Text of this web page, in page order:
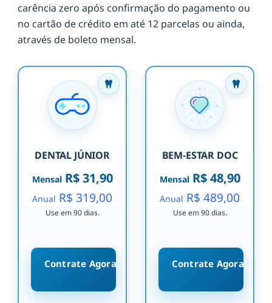
carência zero após confirmação do pagamento ou
no cartão de crédito em até 12 parcelas ou ainda,
através de boleto mensal.
DENTAL JÚNIOR
MensalR$ 31,90
Anual R$ 319,00
Use em 90 dias.
Contrate Agora
BEM-ESTAR DOC
MensalR$ 48,90
Anual R$ 489,00
Use em 90 dias.
Contrate Agora